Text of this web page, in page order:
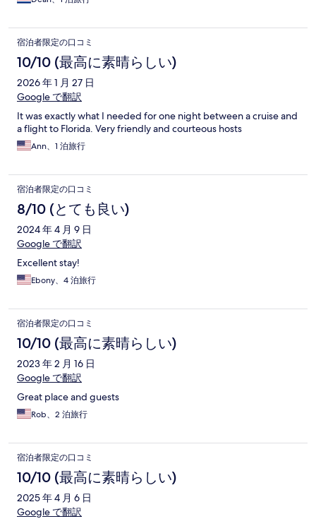
delicious! She was personable, warm and friendly. We would
宿泊者限定の口コミ
10/10 (最高に素晴らしい)
2026 年 1 月 27 日
Google で翻訳
It was exactly what I needed for one night between a cruise and
a flight to Florida. Very friendly and courteous hosts
Ann、1 泊旅行
宿泊者限定の口コミ
8/10 (とても良い)
2024 年 4 月 9 日
Google で翻訳
Excellent stay!
Ebony、4 泊旅行
宿泊者限定の口コミ
10/10 (最高に素晴らしい)
2023 年 2 月 16 日
Google で翻訳
Great place and guests
Rob、2 泊旅行
宿泊者限定の口コミ
10/10 (最高に素晴らしい)
2025 年 4 月 6 日
Google で翻訳